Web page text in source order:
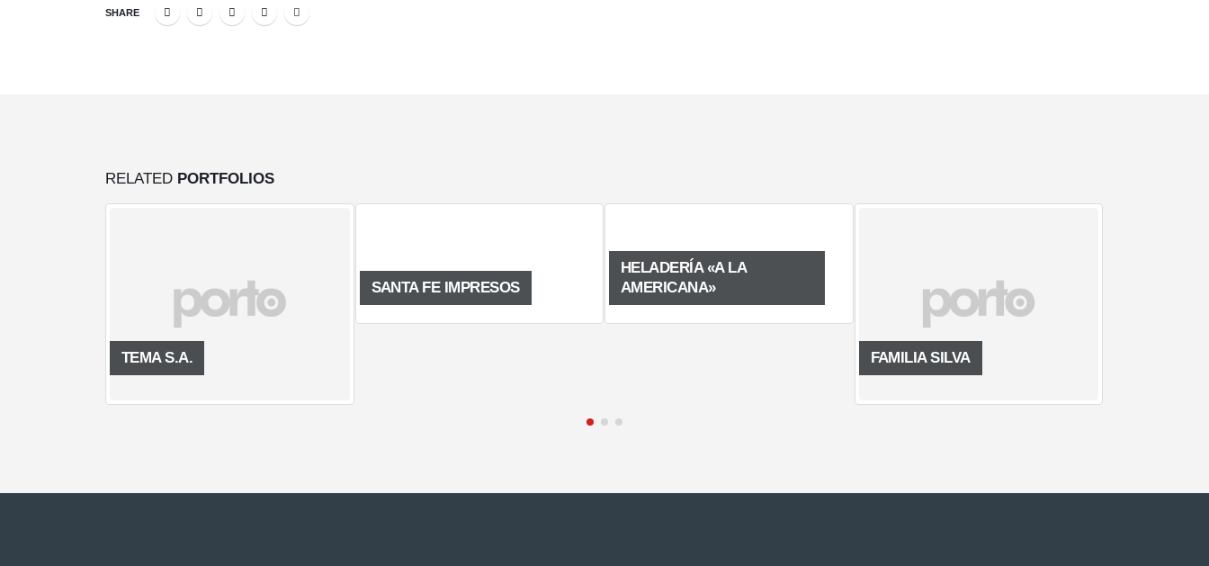
SHARE
RELATED PORTFOLIOS
SANTA FE IMPRESOS
HELADERÍA «A LA
AMERICANA»
FAMILIA SILVA